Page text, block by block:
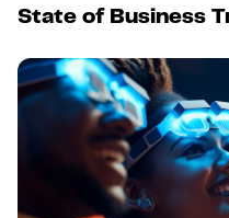
State of Business